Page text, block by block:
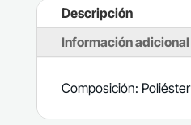
Descripción
Información adicional
Composición: Poliéster